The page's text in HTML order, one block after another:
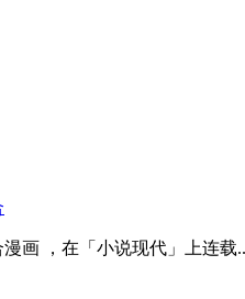
画 ，在「小说现代」上连载